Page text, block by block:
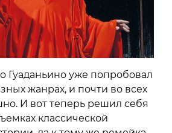
Гуаданьино уже попробовал
жанрах, и почти во всех
И вот теперь решил себя
классической